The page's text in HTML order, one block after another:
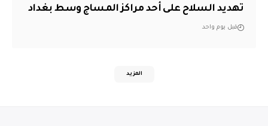
تهديد السلاح على أحد مراكز المساج وسط بغداد
قبل يوم واحد
المزيد